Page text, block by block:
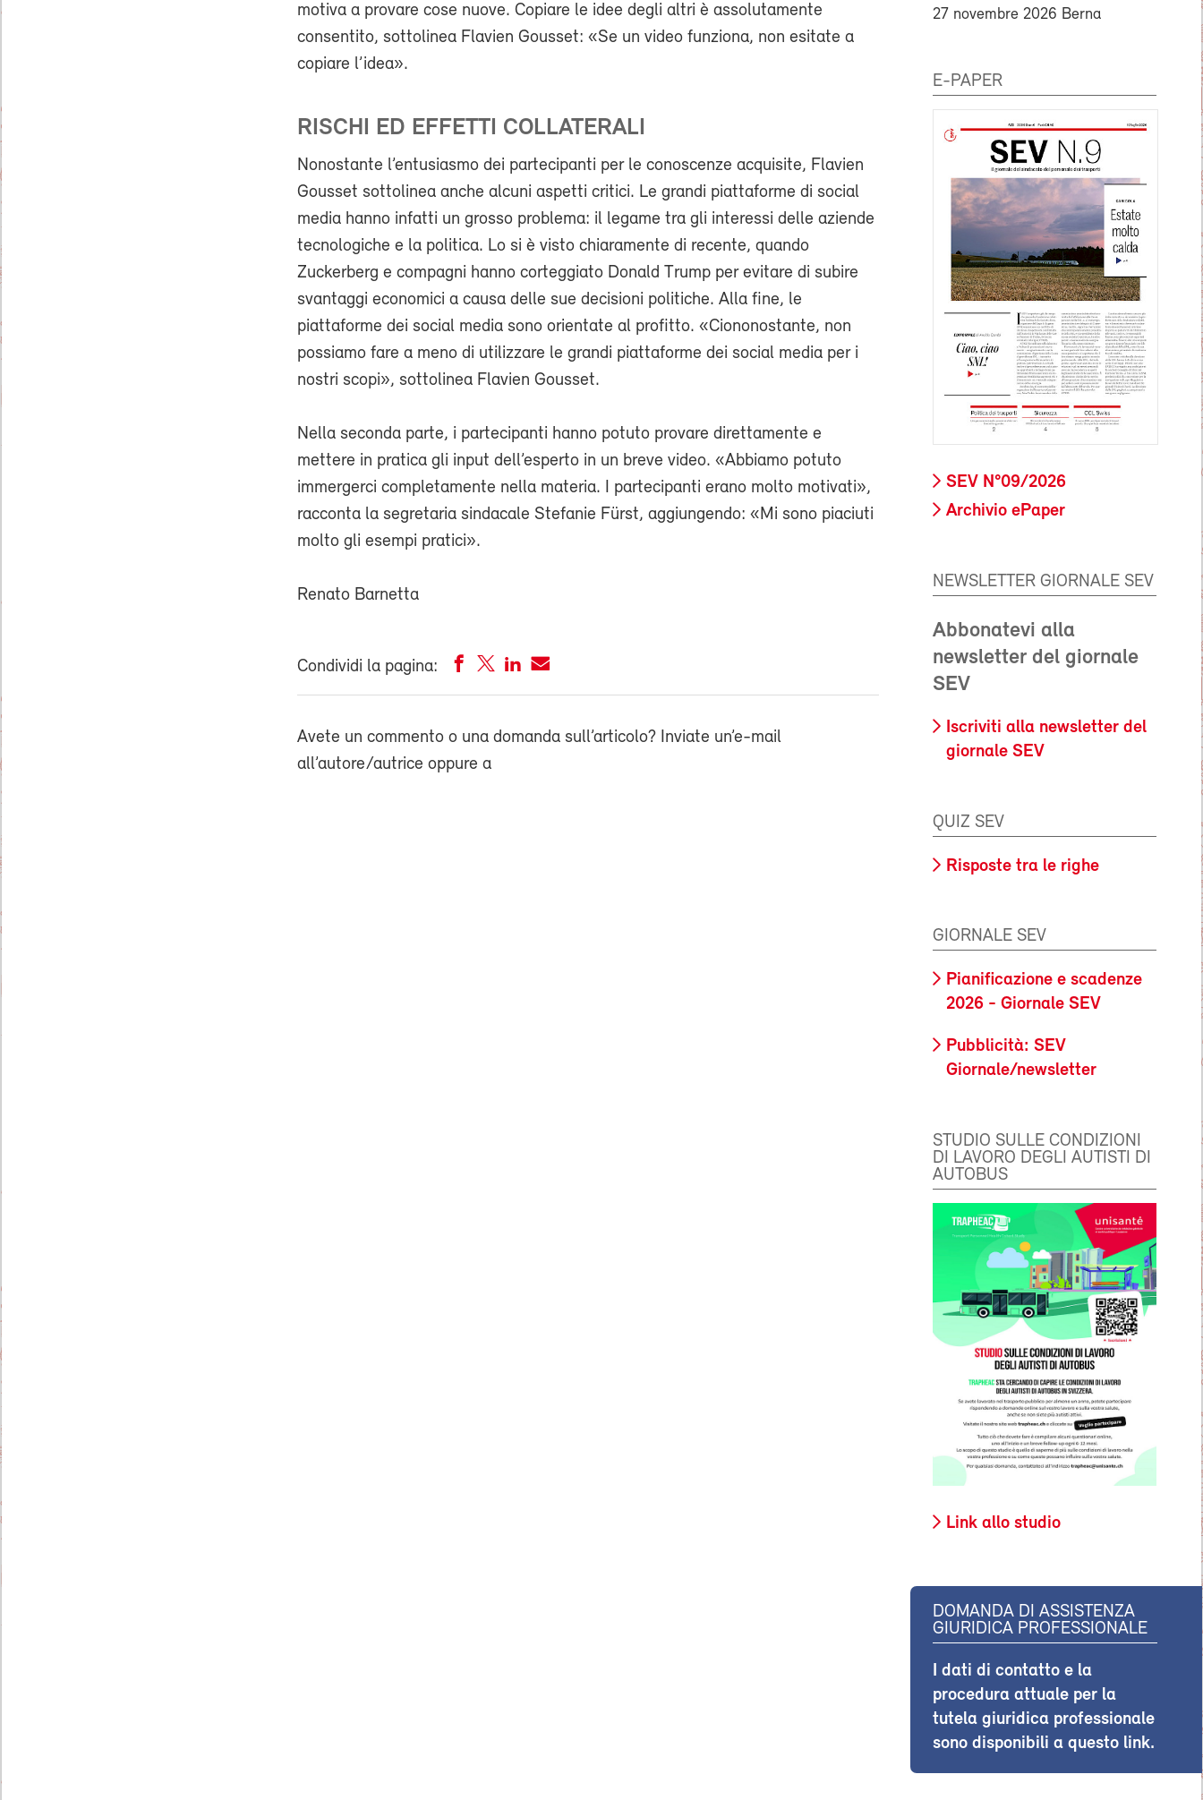
motiva a provare cose nuove. Copiare le idee degli altri è assolutamente
consentito, sottolinea Flavien Gousset: «Se un video funziona, non esitate a
copiare l’idea».
RISCHI ED EFFETTI COLLATERALI
Nonostante l’entusiasmo dei partecipanti per le conoscenze acquisite, Flavien
Gousset sottolinea anche alcuni aspetti critici. Le grandi piattaforme di social
media hanno infatti un grosso problema: il legame tra gli interessi delle aziende
tecnologiche e la politica. Lo si è visto chiaramente di recente, quando
Zuckerberg e compagni hanno corteggiato Donald Trump per evitare di subire
svantaggi economici a causa delle sue decisioni politiche. Alla fine, le
piattaforme dei social media sono orientate al profitto. «Ciononostante, non
possiamo fare a meno di utilizzare le grandi piattaforme dei social media per i
nostri scopi», sottolinea Flavien Gousset.
Nella seconda parte, i partecipanti hanno potuto provare direttamente e
mettere in pratica gli input dell’esperto in un breve video. «Abbiamo potuto
immergerci completamente nella materia. I partecipanti erano molto motivati»,
racconta la segretaria sindacale Stefanie Fürst, aggiungendo: «Mi sono piaciuti
molto gli esempi pratici».
Renato Barnetta
Condividi la pagina:
Avete un commento o una domanda sull’articolo? Inviate un’e-mail
all’autore/autrice oppure a
27 novembre 2026 Berna
E-PAPER
SEV N°09/2026
Archivio ePaper
NEWSLETTER GIORNALE SEV
Abbonatevi alla
newsletter del giornale
SEV
Iscriviti alla newsletter del
giornale SEV
QUIZ SEV
Risposte tra le righe
GIORNALE SEV
Pianificazione e scadenze
2026 - Giornale SEV
Pubblicità: SEV
Giornale/newsletter
STUDIO SULLE CONDIZIONI
DI LAVORO DEGLI AUTISTI DI
AUTOBUS
Link allo studio
DOMANDA DI ASSISTENZA
GIURIDICA PROFESSIONALE
I dati di contatto e la
procedura attuale per la
tutela giuridica professionale
sono disponibili a questo link.